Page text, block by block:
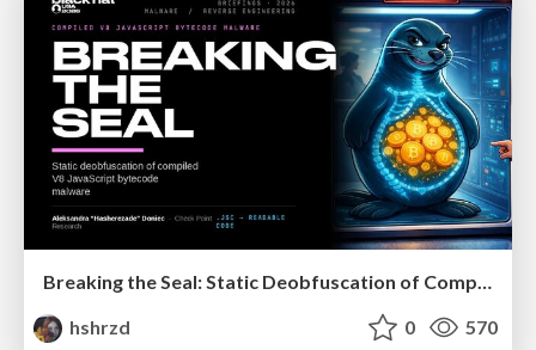
hshrzd
0 570